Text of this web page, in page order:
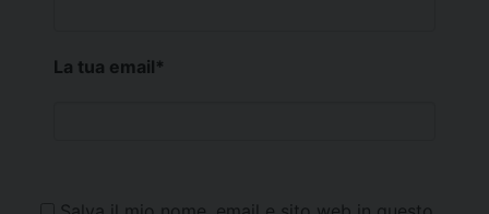
La tua email*